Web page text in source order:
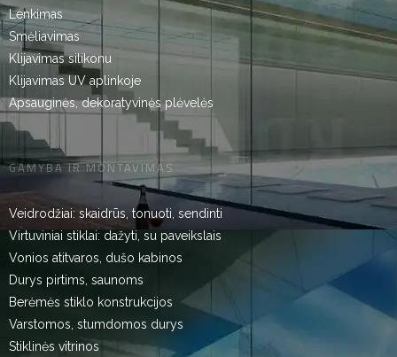
Lenkimas
Smėliavimas
Klijavimas silikonu
Klijavimas UV aplinkoje
Apsauginės, dekoratyvinės plėvelės
GAMYBA IR MONTAVIMAS
Veidrodžiai: skaidrūs, tonuoti, sendinti
Virtuviniai stiklai: dažyti, su paveikslais
Vonios atitvaros, dušo kabinos
Durys pirtims, saunoms
Berėmės stiklo konstrukcijos
Varstomos, stumdomos durys
Stiklinės vitrinos